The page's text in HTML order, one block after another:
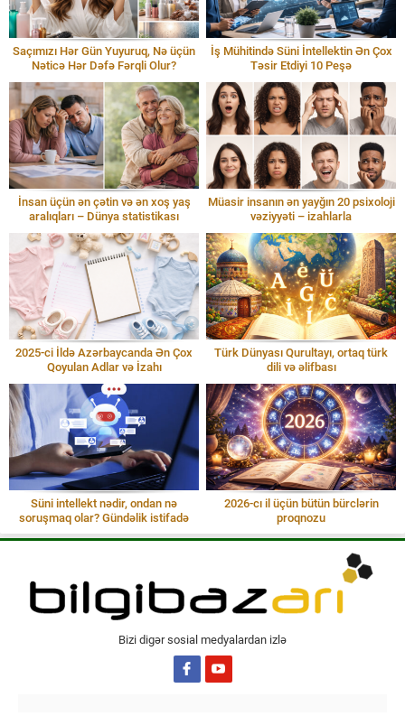
Saçımızı Hər Gün Yuyuruq, Nə üçün
Nəticə Hər Dəfə Fərqli Olur?
İş Mühitində Süni İntellektin Ən Çox
Təsir Etdiyi 10 Peşə
İnsan üçün ən çətin və ən xoş yaş
aralıqları – Dünya statistikası
Müasir insanın ən yayğın 20 psixoloji
vəziyyəti – izahlarla
2025-ci İldə Azərbaycanda Ən Çox
Qoyulan Adlar və İzahı
Türk Dünyası Qurultayı, ortaq türk
dili və əlifbası
Süni intellekt nədir, ondan nə
soruşmaq olar? Gündəlik istifadə
2026-cı il üçün bütün bürclərin
proqnozu
Bizi digər sosial medyalardan izlə